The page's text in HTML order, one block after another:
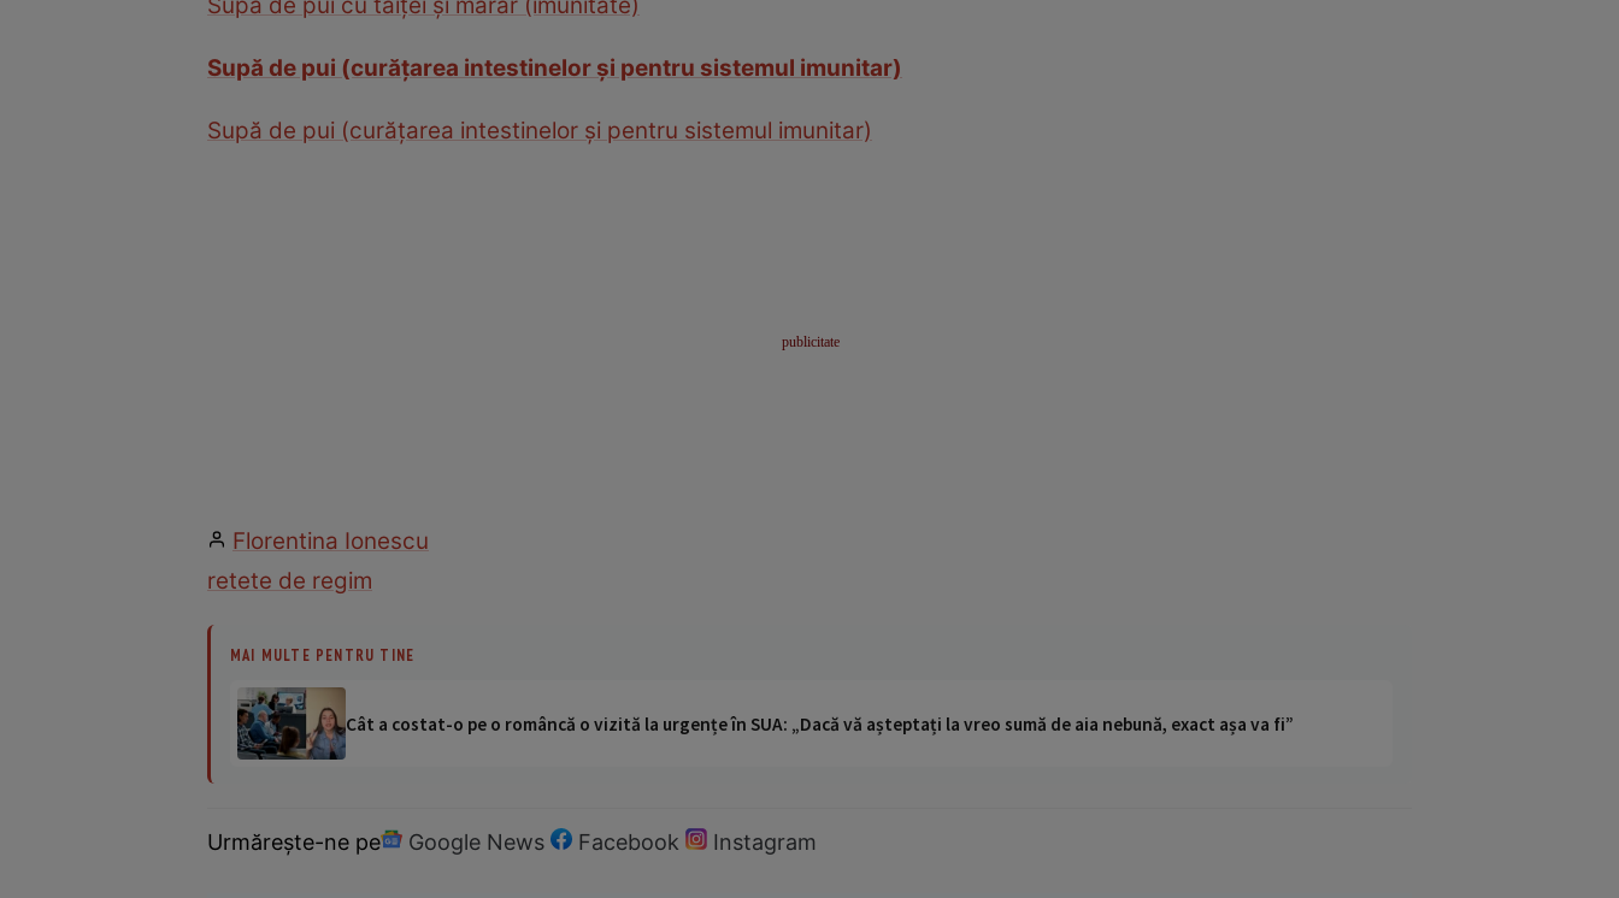
Supă de pui (curăţarea intestinelor şi pentru sistemul imunitar)
Supă de pui (curăţarea intestinelor şi pentru sistemul imunitar)
Florentina Ionescu
retete de regim
MAI MULTE PENTRU TINE
Cât a costat-o pe o româncă o vizită la urgențe în SUA: „Dacă vă așteptați la vreo sumă de aia nebună, exact așa va fi”
Urmărește-ne pe Google News Facebook Instagram